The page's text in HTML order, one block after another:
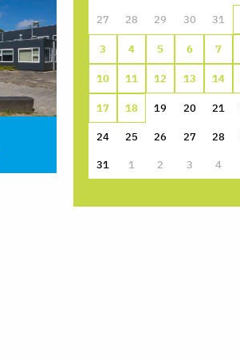
27
28 29 30 31
3 4 5 6 7
10 11 12 13 14
17 18 19 20 21
24 25 26 27 28
31 1 2 3 4